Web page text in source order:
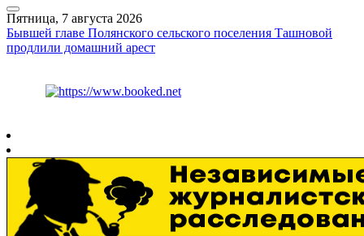
Пятница, 7 августа 2026
Бывшей главе Полянского сельского поселения Ташновой
продлили домашний арест